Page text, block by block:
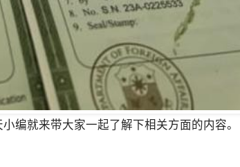
编就来带大家一起了解下相关方面的内容。